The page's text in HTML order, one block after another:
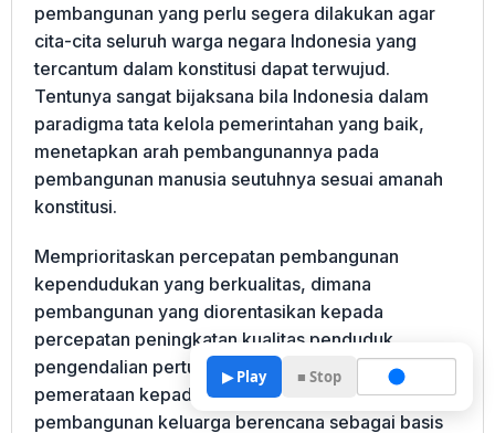
pembangunan yang perlu segera dilakukan agar
cita-cita seluruh warga negara Indonesia yang
tercantum dalam konstitusi dapat terwujud.
Tentunya sangat bijaksana bila Indonesia dalam
paradigma tata kelola pemerintahan yang baik,
menetapkan arah pembangunannya pada
pembangunan manusia seutuhnya sesuai amanah
konstitusi.
Memprioritaskan percepatan pembangunan
kependudukan yang berkualitas, dimana
pembangunan yang diorentasikan kepada
percepatan peningkatan kualitas penduduk,
pengendalian pertumbuhan penduduk,
pemerataan kepadatan penduduk dan
pembangunan keluarga berencana sebagai basis
▶ Play ■ Stop